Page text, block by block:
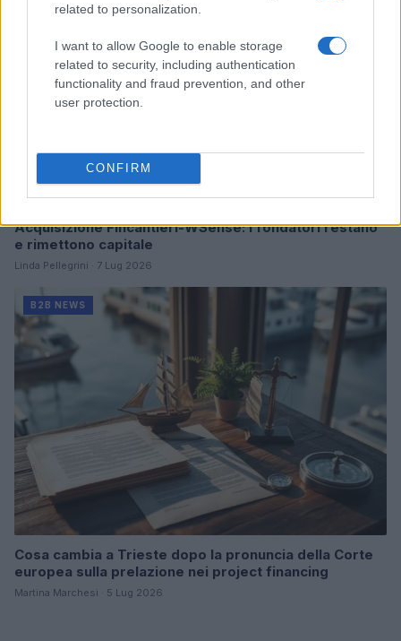
related to personalization.
I want to allow Google to enable storage
related to security, including authentication
functionality and fraud prevention, and other
user protection.
CONFIRM
Acquisizione Fincantieri-WSense: i fondatori restano
e rimettono capitale
Linda Pellegrini · 7 Lug 2026
B2B NEWS
Cosa cambia a Trieste dopo la pronuncia della Corte
europea sulla prelazione nei project financing
Martina Marchesi · 5 Lug 2026